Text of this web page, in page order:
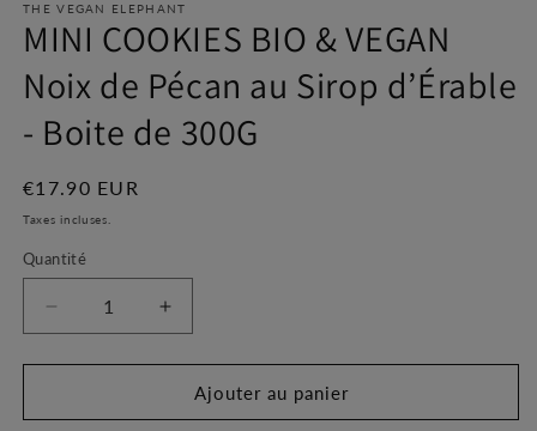
une
fenêtre
modale
THE VEGAN ELEPHANT
MINI COOKIES BIO & VEGAN
Noix de Pécan au Sirop d’Érable
- Boite de 300G
Prix
habituel
€17.90 EUR
Taxes incluses.
Quantité
Réduire
la
quantité
MINI
Augmenter
la
quantité
MINI
Ajouter au panier